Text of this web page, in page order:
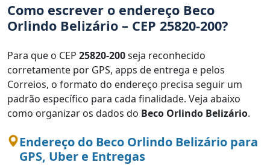
Como escrever o endereço Beco
Orlindo Belizário – CEP 25820-200?
Para que o CEP 25820-200seja reconhecido
corretamente por GPS, apps de entrega e pelos
Correios, o formato do endereço precisa seguir um
padrão específico para cada finalidade. Veja abaixo
como organizar os dados do Beco Orlindo Belizário.
Endereço do Beco Orlindo Belizário para
GPS, Uber e Entregas